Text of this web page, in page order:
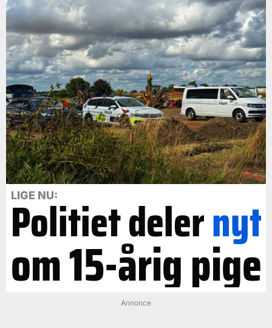
LIGE NU:
Politiet delernyt
om 15-årig pige
Annonce